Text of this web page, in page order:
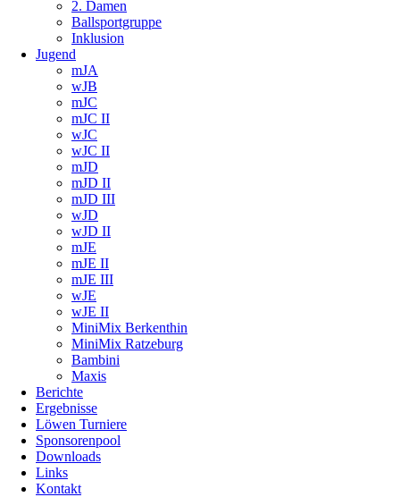
2. Damen
Ballsportgruppe
Inklusion
Jugend
mJA
wJB
mJC
mJC II
wJC
wJC II
mJD
mJD II
mJD III
wJD
wJD II
mJE
mJE II
mJE III
wJE
wJE II
MiniMix Berkenthin
MiniMix Ratzeburg
Bambini
Maxis
Berichte
Ergebnisse
Löwen Turniere
Sponsorenpool
Downloads
Links
Kontakt